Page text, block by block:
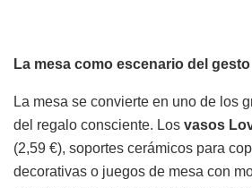
La mesa como escenario del gesto
La mesa se convierte en uno de los
del regalo consciente. Los vasos
(2,59 €), soportes cerámicos para
decorativas o juegos de mesa con